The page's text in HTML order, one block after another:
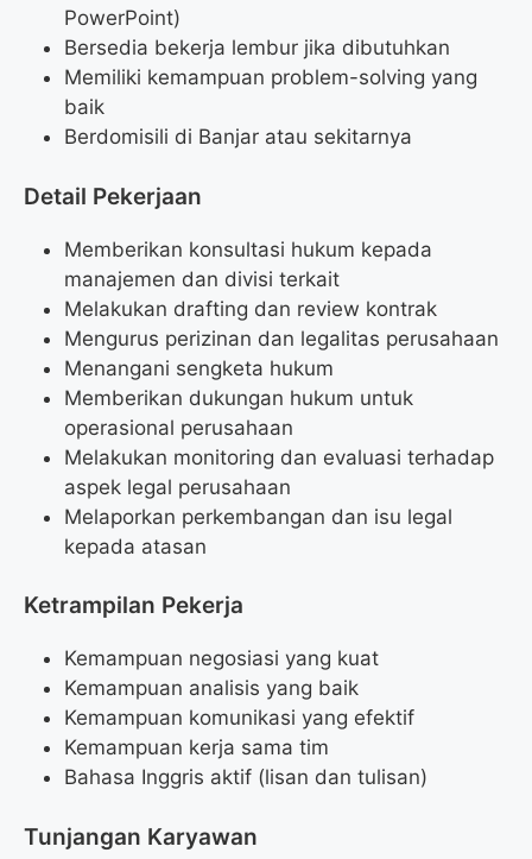
PowerPoint)
Bersedia bekerja lembur jika dibutuhkan
Memiliki kemampuan problem-solving yang
baik
Berdomisili di Banjar atau sekitarnya
Detail Pekerjaan
Memberikan konsultasi hukum kepada
manajemen dan divisi terkait
Melakukan drafting dan review kontrak
Mengurus perizinan dan legalitas perusahaan
Menangani sengketa hukum
Memberikan dukungan hukum untuk
operasional perusahaan
Melakukan monitoring dan evaluasi terhadap
aspek legal perusahaan
Melaporkan perkembangan dan isu legal
kepada atasan
Ketrampilan Pekerja
Kemampuan negosiasi yang kuat
Kemampuan analisis yang baik
Kemampuan komunikasi yang efektif
Kemampuan kerja sama tim
Bahasa Inggris aktif (lisan dan tulisan)
Tunjangan Karyawan